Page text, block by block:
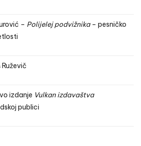
– Polijelej podvižnika– pesničko
izdanje Vulkan izdavaštva
publici